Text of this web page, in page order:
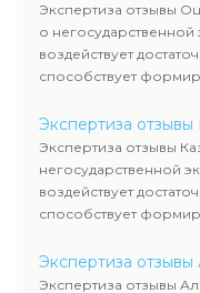
Экспертиза отзывы
о
воздействует
способствует
Экспертиза отзывы
Экспертиза отзывы
негосударственной
воздействует
способствует
Экспертиза отзывы
Экспертиза отзывы